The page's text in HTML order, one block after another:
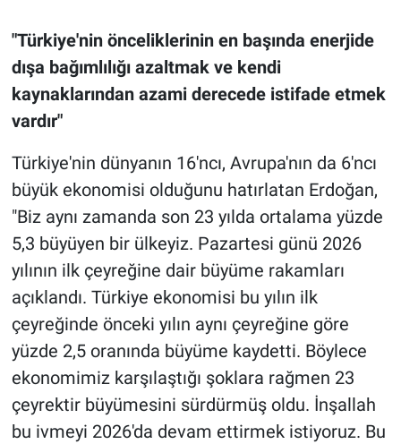
"Türkiye'nin önceliklerinin en başında enerjide
dışa bağımlılığı azaltmak ve kendi
kaynaklarından azami derecede istifade etmek
vardır"
Türkiye'nin dünyanın 16'ncı, Avrupa'nın da 6'ncı
büyük ekonomisi olduğunu hatırlatan Erdoğan,
"Biz aynı zamanda son 23 yılda ortalama yüzde
5,3 büyüyen bir ülkeyiz. Pazartesi günü 2026
yılının ilk çeyreğine dair büyüme rakamları
açıklandı. Türkiye ekonomisi bu yılın ilk
çeyreğinde önceki yılın aynı çeyreğine göre
yüzde 2,5 oranında büyüme kaydetti. Böylece
ekonomimiz karşılaştığı şoklara rağmen 23
çeyrektir büyümesini sürdürmüş oldu. İnşallah
bu ivmeyi 2026'da devam ettirmek istiyoruz. Bu